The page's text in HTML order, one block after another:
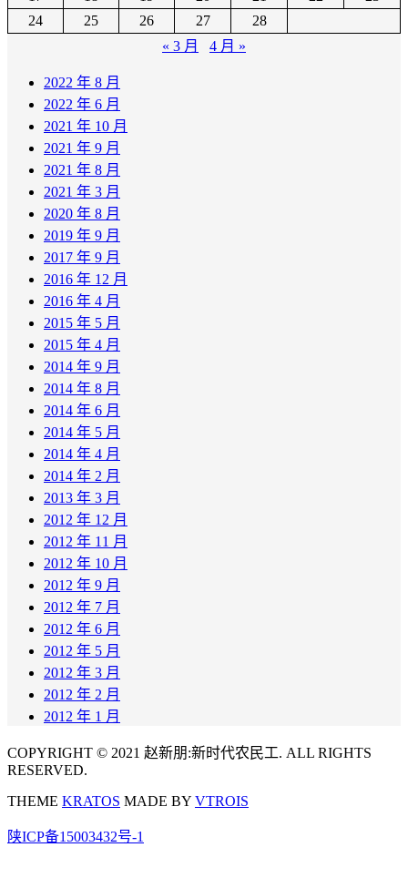
24
25 26 27
28
« 3 月
4 月 »
2022 年 8 月
2022 年 6 月
2021 年 10 月
2021 年 9 月
2021 年 8 月
2021 年 3 月
2020 年 8 月
2019 年 9 月
2017 年 9 月
2016 年 12 月
2016 年 4 月
2015 年 5 月
2015 年 4 月
2014 年 9 月
2014 年 8 月
2014 年 6 月
2014 年 5 月
2014 年 4 月
2014 年 2 月
2013 年 3 月
2012 年 12 月
2012 年 11 月
2012 年 10 月
2012 年 9 月
2012 年 7 月
2012 年 6 月
2012 年 5 月
2012 年 3 月
2012 年 2 月
2012 年 1 月
COPYRIGHT © 2021 赵新朋:新时代农民工. ALL RIGHTS
RESERVED.
THEME KRATOS MADE BY VTROIS
陕ICP备15003432号-1